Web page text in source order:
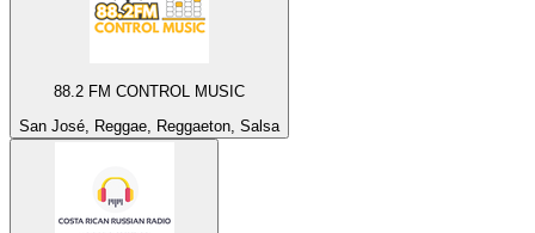
88.2 FM CONTROL MUSIC
San José, Reggae, Reggaeton, Salsa